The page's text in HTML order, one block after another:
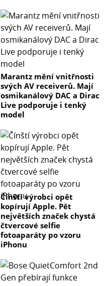
Marantz mění vnitřnosti
svých AV receiverů. Mají
osmikanálový DAC a Dirac
Live podporuje i tenký
model
Čínští výrobci opět
kopírují Apple. Pět
největších značek chystá
čtvercové selfie
fotoaparáty po vzoru
iPhonu